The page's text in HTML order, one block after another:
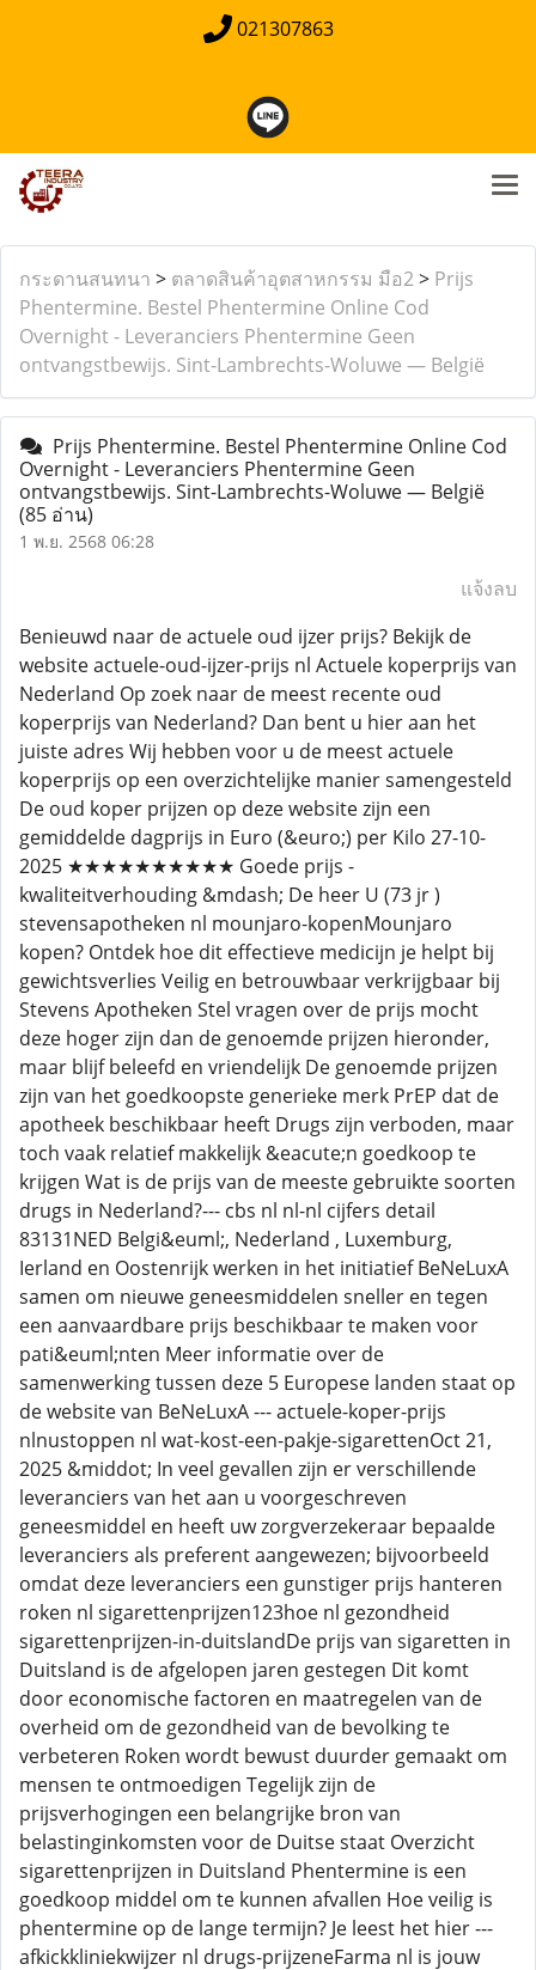
021307863
กระดานสนทนา > ตลาดสินค้าอุตสาหกรรม มือ2> Prijs
Phentermine. Bestel Phentermine Online Cod
Overnight - Leveranciers Phentermine Geen
ontvangstbewijs. Sint-Lambrechts-Woluwe — België
Prijs Phentermine. Bestel Phentermine Online Cod
Overnight - Leveranciers Phentermine Geen
ontvangstbewijs. Sint-Lambrechts-Woluwe — België
(85 อ่าน)
1 พ.ย. 2568 06:28
แจ้งลบ
Benieuwd naar de actuele oud ijzer prijs? Bekijk de
website actuele-oud-ijzer-prijs nl Actuele koperprijs van
Nederland Op zoek naar de meest recente oud
koperprijs van Nederland? Dan bent u hier aan het
juiste adres Wij hebben voor u de meest actuele
koperprijs op een overzichtelijke manier samengesteld
De oud koper prijzen op deze website zijn een
gemiddelde dagprijs in Euro (&euro;) per Kilo 27-10-
2025 ★★★★★★★★★★ Goede prijs -
kwaliteitverhouding &mdash; De heer U (73 jr )
stevensapotheken nl mounjaro-kopenMounjaro
kopen? Ontdek hoe dit effectieve medicijn je helpt bij
gewichtsverlies Veilig en betrouwbaar verkrijgbaar bij
Stevens Apotheken Stel vragen over de prijs mocht
deze hoger zijn dan de genoemde prijzen hieronder,
maar blijf beleefd en vriendelijk De genoemde prijzen
zijn van het goedkoopste generieke merk PrEP dat de
apotheek beschikbaar heeft Drugs zijn verboden, maar
toch vaak relatief makkelijk &eacute;n goedkoop te
krijgen Wat is de prijs van de meeste gebruikte soorten
drugs in Nederland?--- cbs nl nl-nl cijfers detail
83131NED Belgi&euml;, Nederland , Luxemburg,
Ierland en Oostenrijk werken in het initiatief BeNeLuxA
samen om nieuwe geneesmiddelen sneller en tegen
een aanvaardbare prijs beschikbaar te maken voor
pati&euml;nten Meer informatie over de
samenwerking tussen deze 5 Europese landen staat op
de website van BeNeLuxA --- actuele-koper-prijs
nlnustoppen nl wat-kost-een-pakje-sigarettenOct 21,
2025 &middot; In veel gevallen zijn er verschillende
leveranciers van het aan u voorgeschreven
geneesmiddel en heeft uw zorgverzekeraar bepaalde
leveranciers als preferent aangewezen; bijvoorbeeld
omdat deze leveranciers een gunstiger prijs hanteren
roken nl sigarettenprijzen123hoe nl gezondheid
sigarettenprijzen-in-duitslandDe prijs van sigaretten in
Duitsland is de afgelopen jaren gestegen Dit komt
door economische factoren en maatregelen van de
overheid om de gezondheid van de bevolking te
verbeteren Roken wordt bewust duurder gemaakt om
mensen te ontmoedigen Tegelijk zijn de
prijsverhogingen een belangrijke bron van
belastinginkomsten voor de Duitse staat Overzicht
sigarettenprijzen in Duitsland Phentermine is een
goedkoop middel om te kunnen afvallen Hoe veilig is
phentermine op de lange termijn? Je leest het hier ---
afkickkliniekwijzer nl drugs-prijzeneFarma nl is jouw